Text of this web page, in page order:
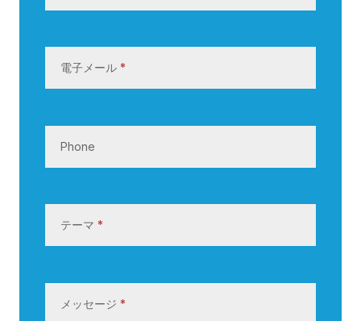
電子メール *
Phone
テーマ *
メッセージ *